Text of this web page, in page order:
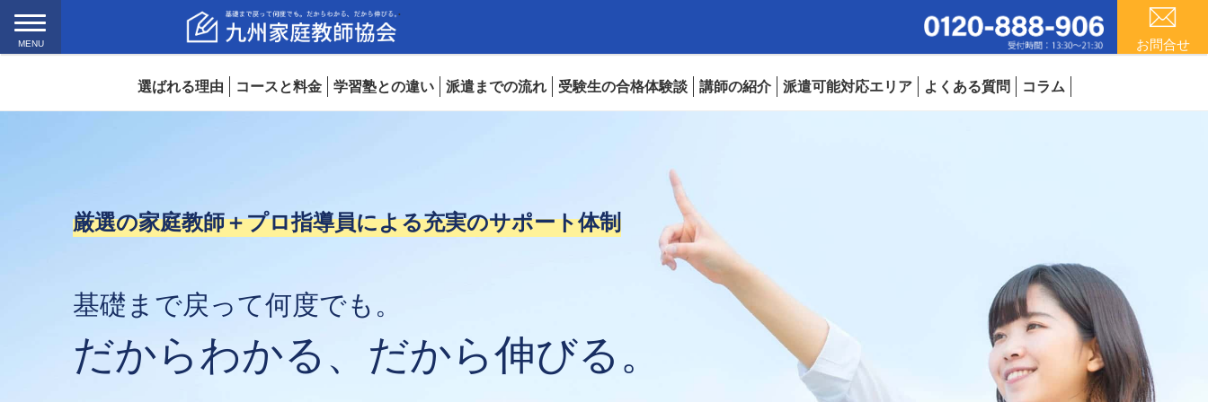
MENU お問合せ
選ばれる理由 コースと料金 学習塾との違い 派遣までの流れ 受験生の合格体験談 講師の紹介 派遣可能対応エリア よくある質問 コラム
厳選の家庭教師＋プロ指導員による充実のサポート体制
基礎まで戻って何度でも。
だからわかる、だから伸びる。